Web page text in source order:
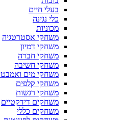
בעלי חיים
כלי נגינה
מכוניות
משחקי אסטרטגיה
משחקי דמיון
משחקי חברה
משחקי חשיבה
משחקי מים
משחקי קלפים
משחקי רגשות
משחקים דידקטיים
משחקים כללי